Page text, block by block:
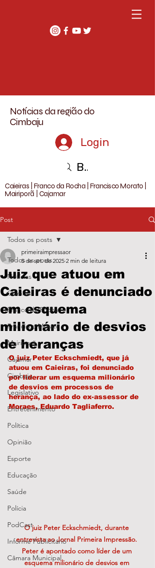
Notícias da região do
Cimbaju
Login
Buscar
Caieiras | Franco da Rocha | Francisco Morato |
Mairiporã | Cajamar
Post
Todos os posts
Notícias
Caieiras
Franco da Rocha
Francisco Morato
Mairiporã
Cajamar
Cimbaju
Legislativo
Entretenimento
Política
Opinião
Esporte
Educação
Saúde
Polícia
PodCast
Informe Publicitário
Câmara Municipal
Todos os posts
Juiz que atuou em
Caieiras é denunciado
em esquema
milionário de desvios
de heranças
primeiraimpressaor
5 de set. de 2025 2 min de leitura
O juiz Peter Eckschmiedt, que já
atuou em Caieiras, foi denunciado
por liderar um esquema milionário
de desvios em processos de
herança, ao lado do ex-assessor de
Moraes, Eduardo Tagliaferro.
O juiz Peter Eckschmiedt, durante
entrevista ao Jornal Primeira Impressão.
Peter é apontado como líder de um
esquema milionário de desvios em